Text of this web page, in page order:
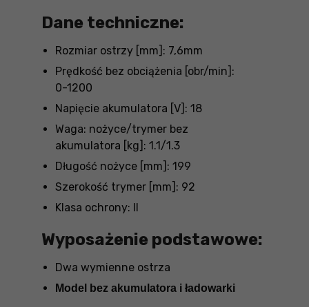
Dane techniczne:
Rozmiar ostrzy [mm]: 7,6mm
Prędkość bez obciążenia [obr/min]:
0-1200
Napięcie akumulatora [V]: 18
Waga: nożyce/trymer bez
akumulatora [kg]: 1.1/1.3
Długość nożyce [mm]: 199
Szerokość trymer [mm]: 92
Klasa ochrony: II
Wyposażenie podstawowe:
Dwa wymienne ostrza
Model bez akumulatora i ładowarki